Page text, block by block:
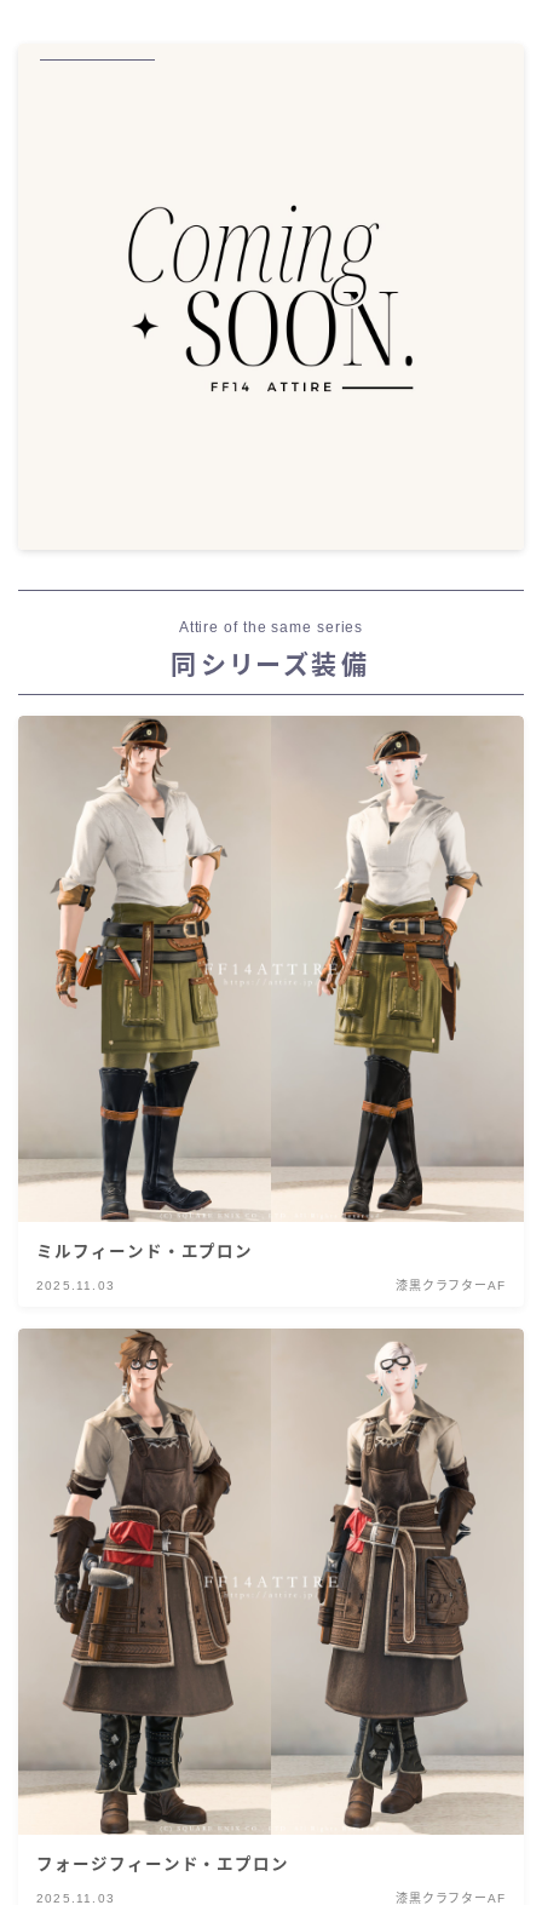
Attire of the same series
同シリーズ装備
ミルフィーンド・エプロン
2025.11.03 漆黒クラフターAF
フォージフィーンド・エプロン
2025.11.03 漆黒クラフターAF